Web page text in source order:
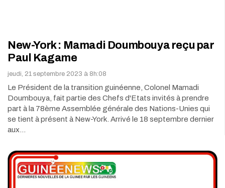
New-York : Mamadi Doumbouya reçu par
Paul Kagame
jeudi, 21 septembre 2023 à 8h:08
Le Président de la transition guinéenne, Colonel Mamadi
Doumbouya, fait partie des Chefs d'Etats invités à prendre
part à la 78ème Assemblée générale des Nations-Unies qui
se tient à présent à New-York. Arrivé le 18 septembre dernier
aux…